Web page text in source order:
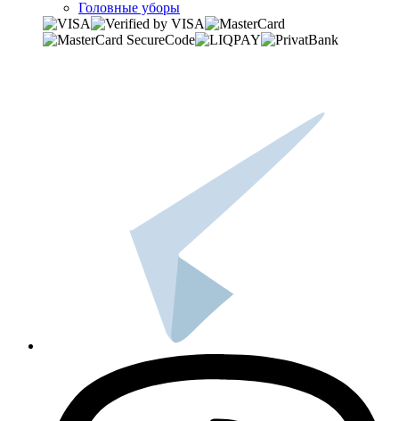
Головные уборы